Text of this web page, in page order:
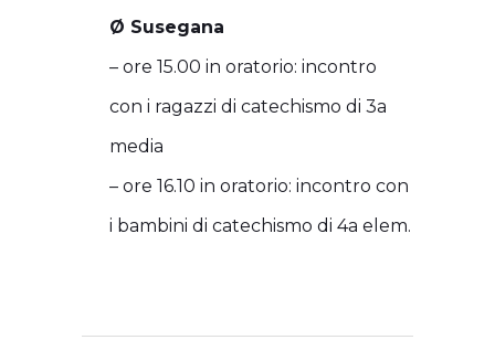
Ø Susegana
– ore 15.00 in oratorio: incontro
con i ragazzi di catechismo di 3a
media
– ore 16.10 in oratorio: incontro con
i bambini di catechismo di 4a elem.